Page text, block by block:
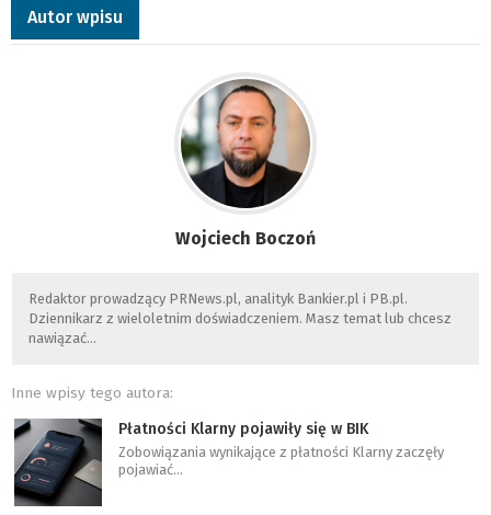
Autor wpisu
Wojciech Boczoń
Redaktor prowadzący PRNews.pl, analityk Bankier.pl i PB.pl.
Dziennikarz z wieloletnim doświadczeniem. Masz temat lub chcesz
nawiązać…
Inne wpisy tego autora:
Płatności Klarny pojawiły się w BIK
Zobowiązania wynikające z płatności Klarny zaczęły
pojawiać…